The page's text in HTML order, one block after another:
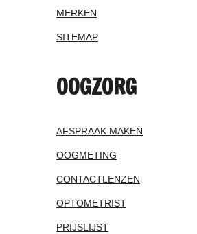
MERKEN
SITEMAP
OOGZORG
AFSPRAAK MAKEN
OOGMETING
CONTACTLENZEN
OPTOMETRIST
PRIJSLIJST